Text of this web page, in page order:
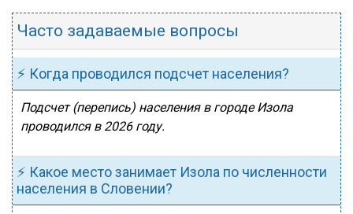
Часто задаваемые вопросы
⚡ Когда проводился подсчет населения?
Подсчет (перепись) населения в городе Изола
проводился в 2026 году.
⚡ Какое место занимает Изола по численности
населения в Словении?